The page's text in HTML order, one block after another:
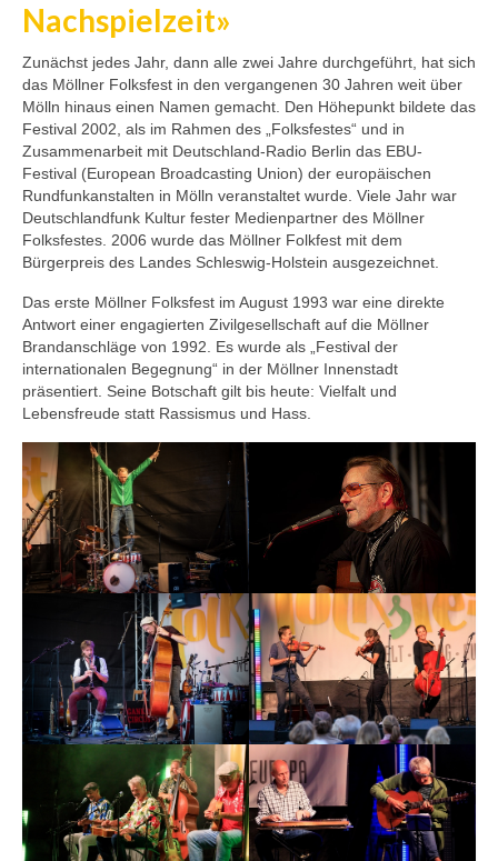
Nachspielzeit»
Zunächst jedes Jahr, dann alle zwei Jahre durchgeführt, hat sich
das Möllner Folksfest in den vergangenen 30 Jahren weit über
Mölln hinaus einen Namen gemacht. Den Höhepunkt bildete das
Festival 2002, als im Rahmen des „Folksfestes“ und in
Zusammenarbeit mit Deutschland-Radio Berlin das EBU-
Festival (European Broadcasting Union) der europäischen
Rundfunkanstalten in Mölln veranstaltet wurde. Viele Jahr war
Deutschlandfunk Kultur fester Medienpartner des Möllner
Folksfestes. 2006 wurde das Möllner Folkfest mit dem
Bürgerpreis des Landes Schleswig-Holstein ausgezeichnet.
Das erste Möllner Folksfest im August 1993 war eine direkte
Antwort einer engagierten Zivilgesellschaft auf die Möllner
Brandanschläge von 1992. Es wurde als „Festival der
internationalen Begegnung“ in der Möllner Innenstadt
präsentiert. Seine Botschaft gilt bis heute: Vielfalt und
Lebensfreude statt Rassismus und Hass.